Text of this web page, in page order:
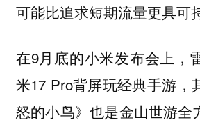
可能比追求短期流量更具可
在9月底的小米发布会上，
米17 Pro背屏玩经典手游，
怒的小鸟》也是金山世游全